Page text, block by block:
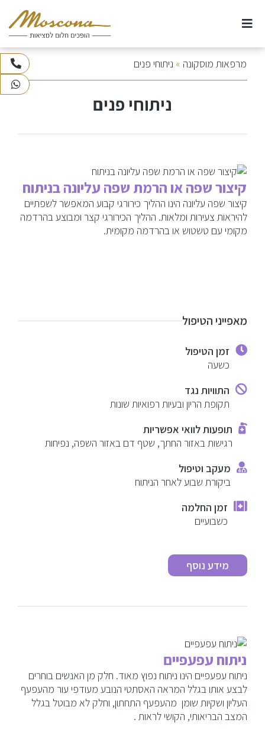
אודות
ניתוחי אף
ניתוחים וטיפולי גוף
ניתוחי פנים
טיפולי לייזר
צור קשר
WhatsApp
מרפאות מוסקונה » ניתוחי פנים
ניתוחי פנים
קיצור שפה או הרמת שפה עליונה בניתוח
קיצור שפה עליונה הינו ההליך כירורגי קבוע המאפשר לשפתיים
להיראות צעירות ומלאות. ההליך הכירורגי קצר ומבוצע בהרדמה
מקומי עם טשטוש או בהרדמה מקומית.
מאפייני הטיפול
זמן הטיפול
כשעה
התוויות נגד
תקופת הריון ובעיות רפואיות שונות
תופעות לוואי אפשריות
רגישות באזור החתך, שטף דם באזור השפה, נפיחות
מעקב וטיפול
ביקורת שבוע לאחר הניתוח
זמן החלמה
כשבועיים
מידע נוסף
ניתוח עפעפיים
ניתוח עפעפיים הינו ניתוח נפוץ מאוד. חלק מן האנשים בוחרים
לבצע אותו בגלל המראה האסתטי הנובע מעודפי עור מהעפעף
העליון ושקיות שומן מהעפעף התחתון, וחלק לא מבוטל בגלל
המצב הבריאותי, הקושי לראות .